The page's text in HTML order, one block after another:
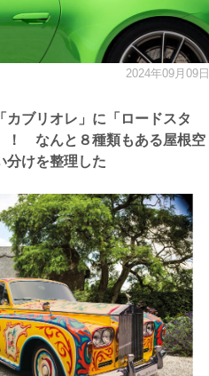
カブリオレ」に「ロードスタ
！ なんと８種類もある屋根空
分けを整理した
2024年09月09日